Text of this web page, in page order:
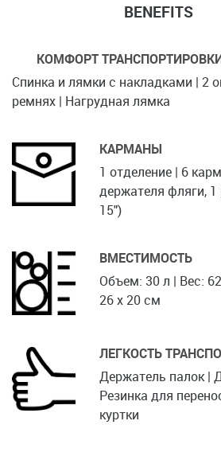
BENEFITS
КОМФОРТ
Спинка и лямки с накладками | 2
ремнях | Нагрудная лямка
КАРМАНЫ
1 отделение | 6
держателя фляги,
15")
ВМЕСТИМОСТЬ
Объем: 30 л | Вес:
26 x 20 см
ЛЕГКОСТЬ
Держатель палок |
Резинка для
куртки